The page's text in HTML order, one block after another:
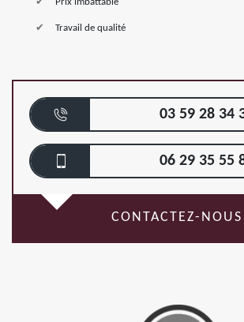
Travail de qualité
03 59 28 34
06 29 35 55
CONTACTEZ-NOUS